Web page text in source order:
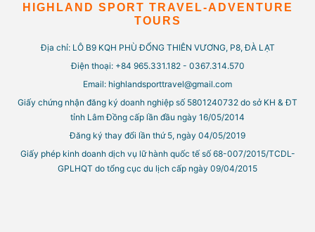
HIGHLAND SPORT TRAVEL-ADVENTURE
TOURS
Địa chỉ: LÔ B9 KQH PHÙ ĐỔNG THIÊN VƯƠNG, P8, ĐÀ LẠT
Điện thoại: +84 965.331.182 - 0367.314.570
Email: highlandsporttravel@gmail.com
Giấy chứng nhận đăng ký doanh nghiệp số 5801240732 do sở KH & ĐT
tỉnh Lâm Đồng cấp lần đầu ngày 16/05/2014
Đăng ký thay đổi lần thứ 5, ngày 04/05/2019
Giấy phép kinh doanh dịch vụ lữ hành quốc tế số 68-007/2015/TCDL-
GPLHQT do tổng cục du lịch cấp ngày 09/04/2015